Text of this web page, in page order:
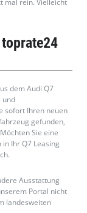
dem Audi Q7
und
sofort Ihren neuen
gefunden,
Sie eine
Ihr Q7 Leasing
Ausstattung
Portal nicht
landesweiten